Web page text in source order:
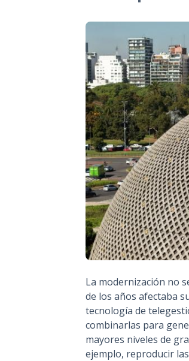
La modernización no
de los años afectaba
tecnología de
combinarlas para
mayores niveles de
ejemplo, reproducir